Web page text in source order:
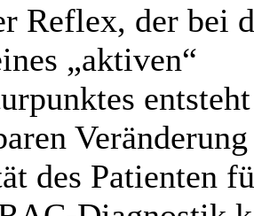
Reflex, der bei
„aktiven“
des Patienten